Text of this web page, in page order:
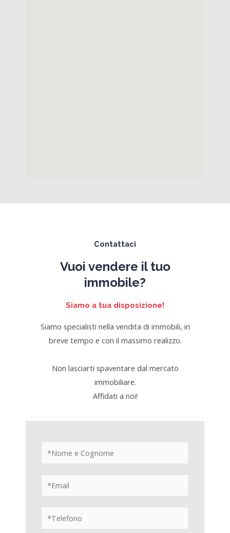
Contattaci
Vuoi vendere il tuo
immobile?
Siamo a tua disposizione!
Siamo specialisti nella vendita di immobili, in
breve tempo e con il massimo realizzo.
Non lasciarti spaventare dal mercato
immobiliare.
Affidati a noi!